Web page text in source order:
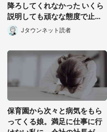
降ろしてくれなかった いくら
説明しても頑なな態度で止め
られ(北海道・50代女性)
Jタウンネット読者
保育園から次々と病気をもら
ってくる娘。満足に仕事に行